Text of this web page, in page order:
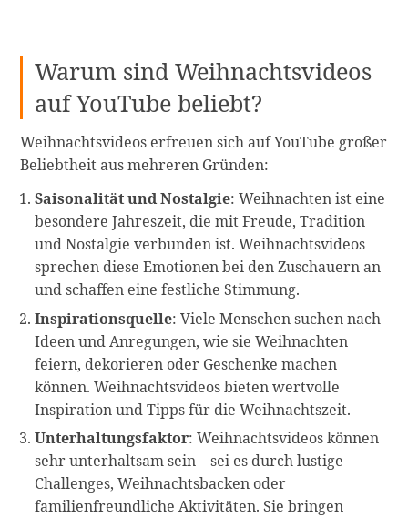
Warum sind Weihnachtsvideos
auf YouTube beliebt?
Weihnachtsvideos erfreuen sich auf YouTube großer
Beliebtheit aus mehreren Gründen:
Saisonalität und Nostalgie: Weihnachten ist eine
besondere Jahreszeit, die mit Freude, Tradition
und Nostalgie verbunden ist. Weihnachtsvideos
sprechen diese Emotionen bei den Zuschauern an
und schaffen eine festliche Stimmung.
Inspirationsquelle: Viele Menschen suchen nach
Ideen und Anregungen, wie sie Weihnachten
feiern, dekorieren oder Geschenke machen
können. Weihnachtsvideos bieten wertvolle
Inspiration und Tipps für die Weihnachtszeit.
Unterhaltungsfaktor: Weihnachtsvideos können
sehr unterhaltsam sein – sei es durch lustige
Challenges, Weihnachtsbacken oder
familienfreundliche Aktivitäten. Sie bringen